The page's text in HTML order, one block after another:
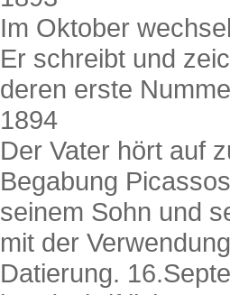
Im Oktober
Er schreibt und
deren erste
1894
Der Vater hört auf
Begabung
seinem Sohn und
mit der
Datierung.